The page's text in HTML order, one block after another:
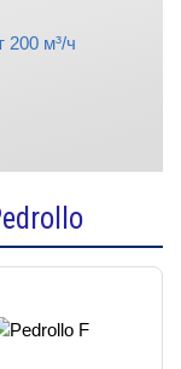
200 м³/ч